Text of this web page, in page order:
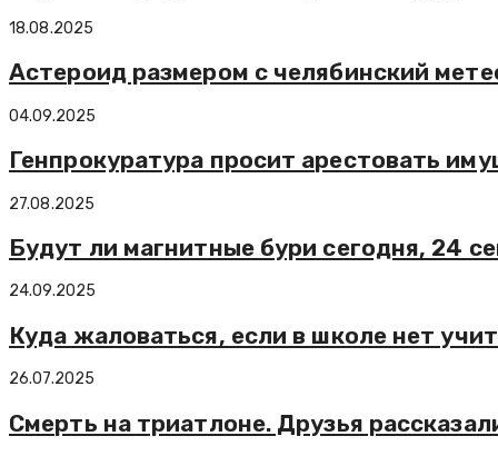
18.08.2025
Астероид размером с челябинский
04.09.2025
Генпрокуратура просит арестовать
27.08.2025
Будут ли магнитные бури сегодня, 24
24.09.2025
Куда жаловаться, если в школе нет
26.07.2025
Смерть на триатлоне. Друзья